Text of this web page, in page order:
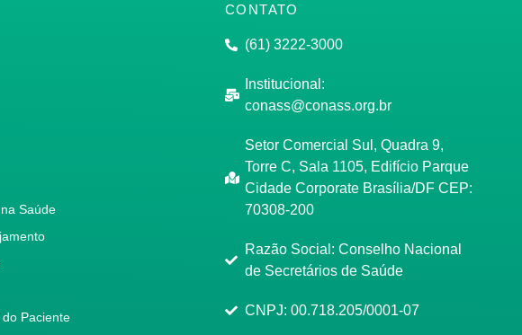
Saúde
Paciente
CONTATO
(61) 3222-3000
Institucional:
conass@conass.org.br
Setor Comercial Sul, Quadra 9,
Torre C, Sala 1105, Edifício Parque
Cidade Corporate Brasília/DF CEP:
70308-200
Razão Social: Conselho Nacional
de Secretários de Saúde
CNPJ: 00.718.205/0001-07